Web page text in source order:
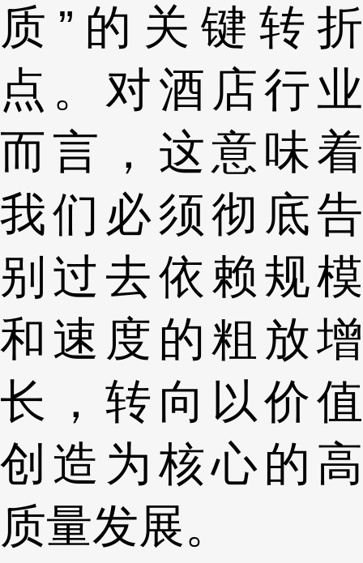
质”的关键转折
点。对酒店行业
而言，这意味着
我们必须彻底告
别过去依赖规模
和速度的粗放增
长，转向以价值
创造为核心的高
质量发展。